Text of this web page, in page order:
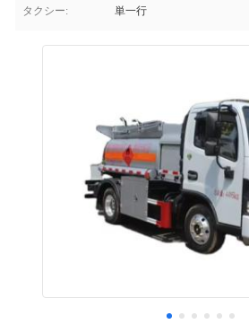
タクシー:
単一行